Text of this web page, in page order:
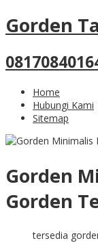
Gorden
Home
Hubungi Kami
Sitemap
Gorden
Gorden
tersedia